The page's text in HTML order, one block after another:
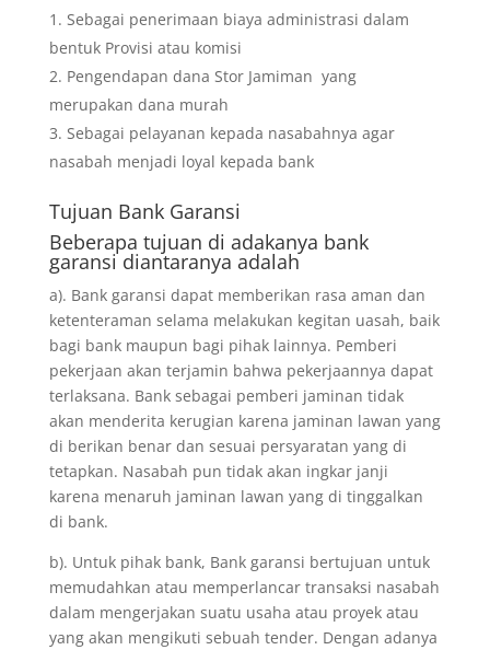
Sebagai penerimaan biaya administrasi dalam
bentuk Provisi atau komisi
Pengendapan dana Stor Jamiman yang
merupakan dana murah
Sebagai pelayanan kepada nasabahnya agar
nasabah menjadi loyal kepada bank
Tujuan Bank Garansi
Beberapa tujuan di adakanya bank
garansi diantaranya adalah
a). Bank garansi dapat memberikan rasa aman dan
ketenteraman selama melakukan kegitan uasah, baik
bagi bank maupun bagi pihak lainnya. Pemberi
pekerjaan akan terjamin bahwa pekerjaannya dapat
terlaksana. Bank sebagai pemberi jaminan tidak
akan menderita kerugian karena jaminan lawan yang
di berikan benar dan sesuai persyaratan yang di
tetapkan. Nasabah pun tidak akan ingkar janji
karena menaruh jaminan lawan yang di tinggalkan
di bank.
b). Untuk pihak bank, Bank garansi bertujuan untuk
memudahkan atau memperlancar transaksi nasabah
dalam mengerjakan suatu usaha atau proyek atau
yang akan mengikuti sebuah tender. Dengan adanya